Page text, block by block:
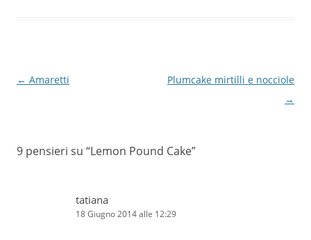
Navigazione
← Amaretti
Plumcake mirtilli e nocciole
→
9 pensieri su “Lemon Pound Cake”
tatiana
18 Giugno 2014 alle 12:29